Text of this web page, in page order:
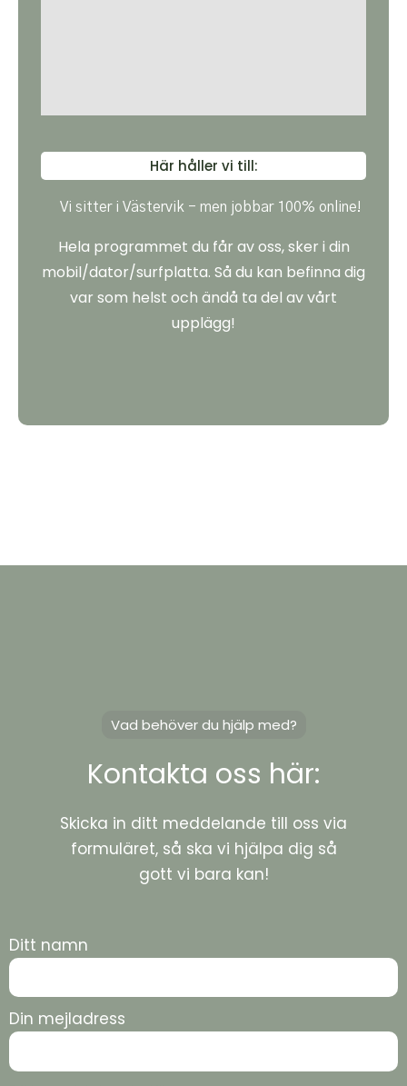
Här håller vi till:
Vi sitter i Västervik - men jobbar 100% online!
Hela programmet du får av oss, sker i din
mobil/dator/surfplatta. Så du kan befinna dig
var som helst och ändå ta del av vårt
upplägg!
Vad behöver du hjälp med?
Kontakta oss här:
Skicka in ditt meddelande till oss via
formuläret, så ska vi hjälpa dig så
gott vi bara kan!
Ditt namn
Din mejladress